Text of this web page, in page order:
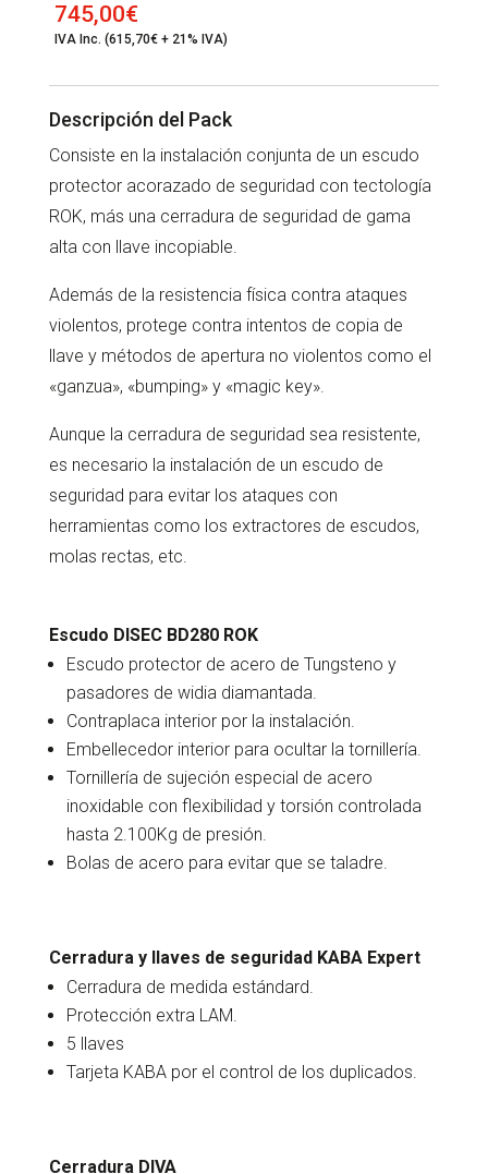
745,00€
IVA Inc. (615,70€ + 21% IVA)
Descripción del Pack
Consiste en la instalación conjunta de un escudo
protector acorazado de seguridad con tectología
ROK, más una cerradura de seguridad de gama
alta con llave incopiable.
Además de la resistencia física contra ataques
violentos, protege contra intentos de copia de
llave y métodos de apertura no violentos como el
«ganzua», «bumping» y «magic key».
Aunque la cerradura de seguridad sea resistente,
es necesario la instalación de un escudo de
seguridad para evitar los ataques con
herramientas como los extractores de escudos,
molas rectas, etc.
Escudo DISEC BD280 ROK
Escudo protector de acero de Tungsteno y
pasadores de widia diamantada.
Contraplaca interior por la instalación.
Embellecedor interior para ocultar la tornillería.
Tornillería de sujeción especial de acero
inoxidable con flexibilidad y torsión controlada
hasta 2.100Kg de presión.
Bolas de acero para evitar que se taladre.
Cerradura y llaves de seguridad KABA Expert
Cerradura de medida estándard.
Protección extra LAM.
5 llaves
Tarjeta KABA por el control de los duplicados.
Cerradura DIVA